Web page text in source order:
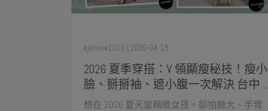
2026 夏季穿搭：V 領顯瘦秘技！瘦小
臉、掰掰袖、遮小腹一次解決 台中女
生必看
kjshine1016 | 2026-04-19
想在 2026 夏天當精緻女孩，卻怕臉大、手臂